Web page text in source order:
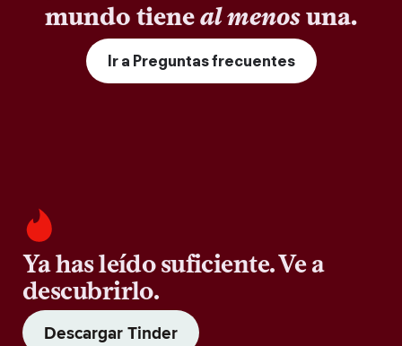
mundo tieneal menosuna.
Ir a Preguntas frecuentes
Ya has leído suficiente. Ve a
descubrirlo.
Descargar Tinder